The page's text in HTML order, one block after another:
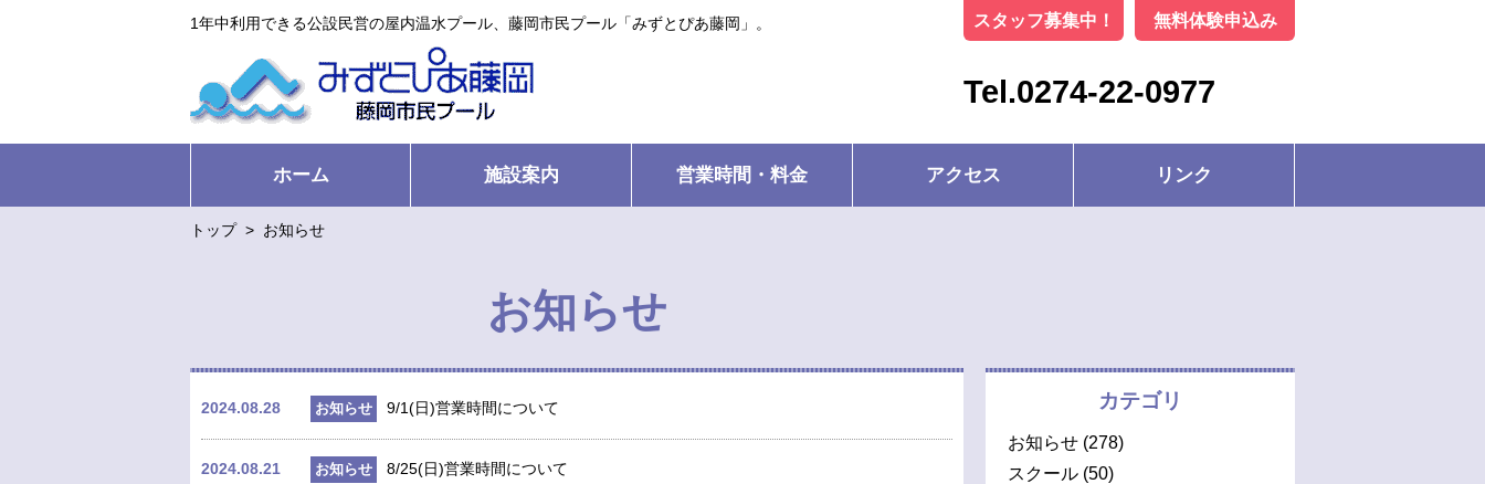
1年中利用できる公設民営の屋内温水プール、藤岡市民プール「みずとぴあ藤岡」。 スタッフ募集中！ 無料体験申込み
Tel.0274-22-0977
ホーム 施設案内 営業時間・料金 アクセス リンク
トップ > お知らせ
お知らせ
2024.08.28 お知らせ 9/1(日)営業時間について
2024.08.21 お知らせ 8/25(日)営業時間について
カテゴリ
お知らせ (278)
スクール (50)